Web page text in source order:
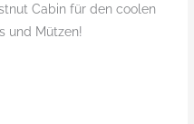
Cabin für den coolen
und Mützen!